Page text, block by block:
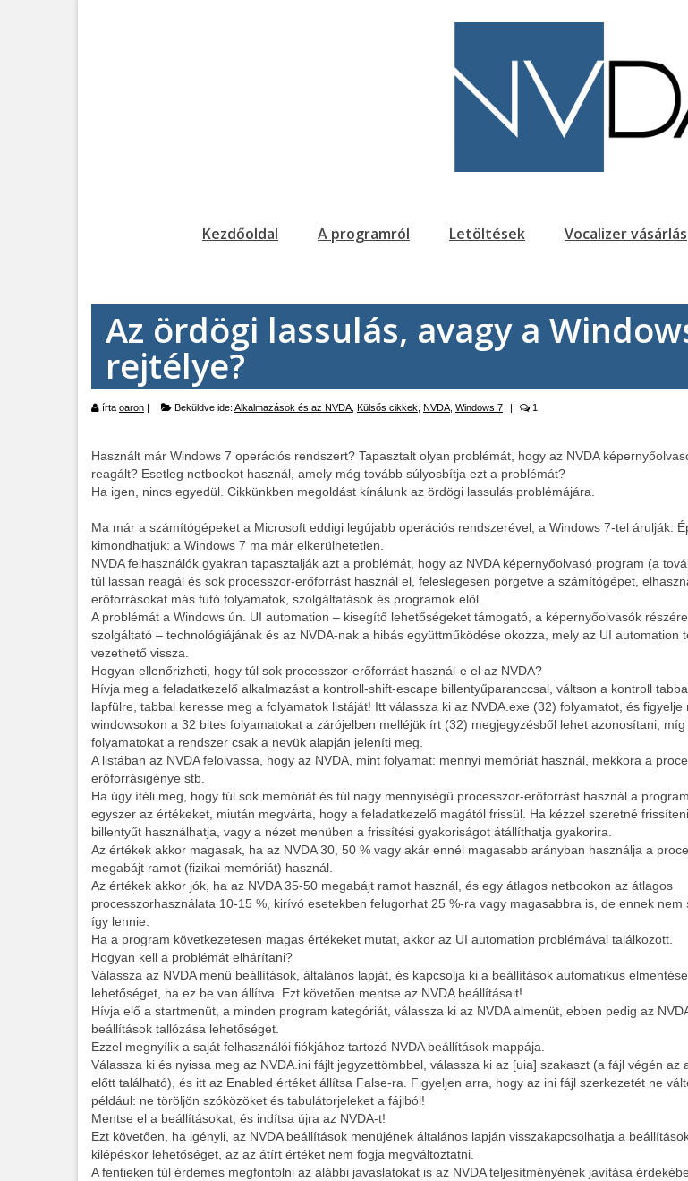
Kezdőoldal A programról Letöltések Vocalizer vásárlás
Az ördögi lassulás, avagy a
rejtélye?
írta oaron Beküldve ide: Alkalmazások és az NVDA, Külsős cikkek, NVDA, Windows 7 1
Használt már Windows 7 operációs rendszert? Tapasztalt olyan problémát, hogy az NVDA
reagált? Esetleg netbookot használ, amely még tovább súlyosbítja ezt a problémát?
Ha igen, nincs egyedül. Cikkünkben megoldást kínálunk az ördögi lassulás problémájára.
Ma már a számítógépeket a Microsoft eddigi legújabb operációs rendszerével, a Windows 7-tel árulják.
kimondhatjuk: a Windows 7 ma már elkerülhetetlen.
NVDA felhasználók gyakran tapasztalják azt a problémát, hogy az NVDA képernyőolvasó program (a
túl lassan reagál és sok processzor-erőforrást használ el, feleslegesen pörgetve a számítógépet,
erőforrásokat más futó folyamatok, szolgáltatások és programok elől.
A problémát a Windows ún. UI automation – kisegítő lehetőségeket támogató, a képernyőolvasók
szolgáltató – technológiájának és az NVDA-nak a hibás együttműködése okozza, mely az UI automation
vezethető vissza.
Hogyan ellenőrizheti, hogy túl sok processzor-erőforrást használ-e el az NVDA?
Hívja meg a feladatkezelő alkalmazást a kontroll-shift-escape billentyűparanccsal, váltson a kontroll
lapfülre, tabbal keresse meg a folyamatok listáját! Itt válassza ki az NVDA.exe (32) folyamatot, és figyelje
windowsokon a 32 bites folyamatokat a zárójelben melléjük írt (32) megjegyzésből lehet azonosítani,
folyamatokat a rendszer csak a nevük alapján jeleníti meg.
A listában az NVDA felolvassa, hogy az NVDA, mint folyamat: mennyi memóriát használ, mekkora a
erőforrásigénye stb.
Ha úgy ítéli meg, hogy túl sok memóriát és túl nagy mennyiségű processzor-erőforrást használ a
egyszer az értékeket, miután megvárta, hogy a feladatkezelő magától frissül. Ha kézzel szeretné
billentyűt használhatja, vagy a nézet menüben a frissítési gyakoriságot átállíthatja gyakorira.
Az értékek akkor magasak, ha az NVDA 30, 50 % vagy akár ennél magasabb arányban használja a
megabájt ramot (fizikai memóriát) használ.
Az értékek akkor jók, ha az NVDA 35-50 megabájt ramot használ, és egy átlagos netbookon az átlagos
processzorhasználata 10-15 %, kirívó esetekben felugorhat 25 %-ra vagy magasabbra is, de ennek nem
így lennie.
Ha a program következetesen magas értékeket mutat, akkor az UI automation problémával találkozott.
Hogyan kell a problémát elhárítani?
Válassza az NVDA menü beállítások, általános lapját, és kapcsolja ki a beállítások automatikus
lehetőséget, ha ez be van állítva. Ezt követően mentse az NVDA beállításait!
Hívja elő a startmenüt, a minden program kategóriát, válassza ki az NVDA almenüt, ebben pedig az
beállítások tallózása lehetőséget.
Ezzel megnyílik a saját felhasználói fiókjához tartozó NVDA beállítások mappája.
Válassza ki és nyissa meg az NVDA.ini fájlt jegyzettömbbel, válassza ki az [uia] szakaszt (a fájl végén az
előtt található), és itt az Enabled értéket állítsa False-ra. Figyeljen arra, hogy az ini fájl szerkezetét ne
például: ne töröljön szóközöket és tabulátorjeleket a fájlból!
Mentse el a beállításokat, és indítsa újra az NVDA-t!
Ezt követően, ha igényli, az NVDA beállítások menüjének általános lapján visszakapcsolhatja a
kilépéskor lehetőséget, az az átírt értéket nem fogja megváltoztatni.
A fentieken túl érdemes megfontolni az alábbi javaslatokat is az NVDA teljesítményének javítása